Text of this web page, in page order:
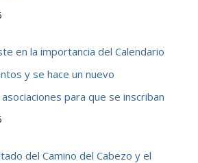
en la importancia del Calendario
y se hace un nuevo
para que se inscriban
del Camino del Cabezo y el